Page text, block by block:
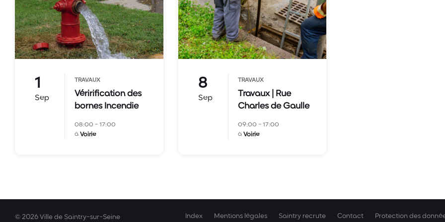
1
Sep
TRAVAUX
Vérirification des
bornes Incendie
08:00 - 17:00
à Voirie
8
Sep
TRAVAUX
Travaux | Rue
Charles de Gaulle
09:00 - 17:00
à Voirie
Index Mentions légales Saintry recrute Contact Protection des
© 2026 Ville de Saintry-sur-Seine